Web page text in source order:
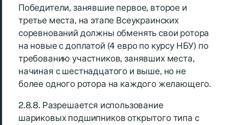
Победители, занявшие первое, второе и
третье места, на этапе Всеукраинских
соревнований должны обменять свои ротора
на новые с доплатой (4 евро по курсу НБУ) по
требованию участников, занявших места,
начиная с шестнадцатого и выше, но не
более одного ротора на каждого желающего.
2.8.8. Разрешается использование
шариковых подшипников открытого типа с